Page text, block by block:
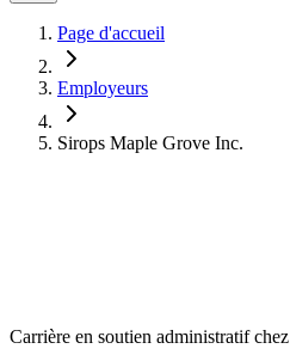
Page d'accueil
Employeurs
Sirops Maple Grove Inc.
Carrière en soutien administratif chez